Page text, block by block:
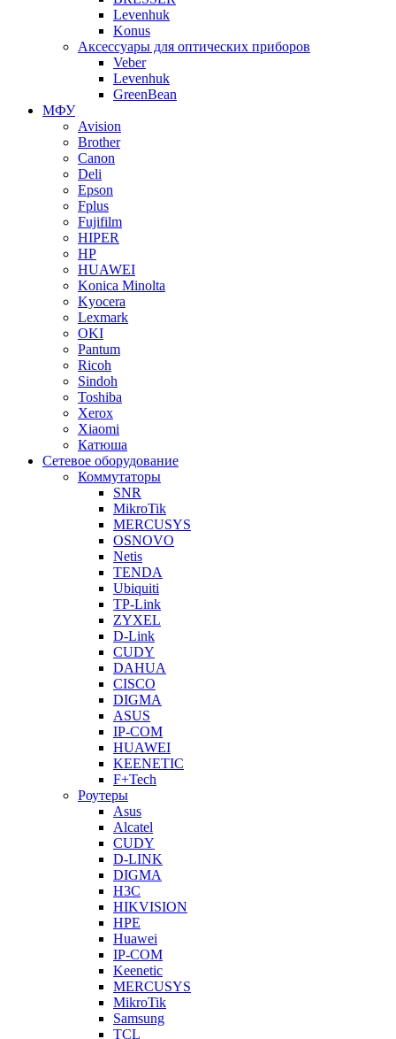
Levenhuk
Konus
Аксессуары для оптических приборов
Veber
Levenhuk
GreenBean
МФУ
Avision
Brother
Canon
Deli
Epson
Fplus
Fujifilm
HIPER
HP
HUAWEI
Konica Minolta
Kyocera
Lexmark
OKI
Pantum
Ricoh
Sindoh
Toshiba
Xerox
Xiaomi
Катюша
Сетевое оборудование
Коммутаторы
SNR
MikroTik
MERCUSYS
OSNOVO
Netis
TENDA
Ubiquiti
TP-Link
ZYXEL
D-Link
CUDY
DAHUA
CISCO
DIGMA
ASUS
IP-COM
HUAWEI
KEENETIC
F+Tech
Роутеры
Asus
Alcatel
CUDY
D-LINK
DIGMA
H3C
HIKVISION
HPE
Huawei
IP-COM
Keenetic
MERCUSYS
MikroTik
Samsung
TCL